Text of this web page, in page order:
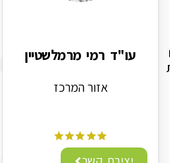
עו"ד רמי מרמלשטיין
אזור המרכז